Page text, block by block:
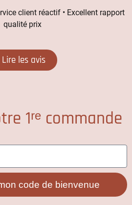
client réactif • Excellent rapport
qualité prix
Lire les avis
1ʳᵉ commande
code de bienvenue